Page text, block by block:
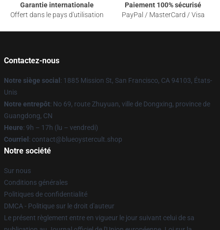
Garantie internationale
Offert dans le pays d'utilisation
Paiement 100% sécurisé
PayPal / MasterCard / Visa
Contactez-nous
Notre siège social : 1885 Mission St, San Francisco, CA 94103, États-
Unis
Notre entrepôt: No 69, route Zhuyuan, ville de Dongxing, province de
Guangdong, CN
Heure: 9h – 17h (lu – vendredi)
Courriel : contact@blueoystercult.shop
Notre société
Sur nous
Conditions générales
Politiques de confidentialité
DMCA - Politique sur le droit d'auteur
Le présent règlement entre en vigueur le jour suivant celui de sa